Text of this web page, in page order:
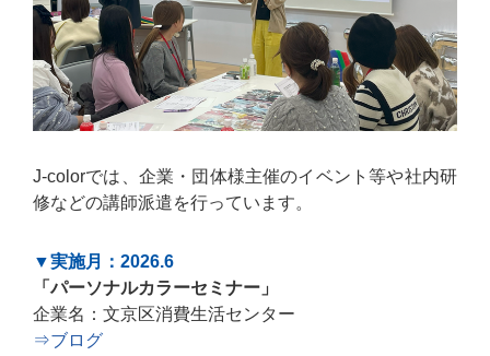
J-colorでは、企業・団体様主催のイベント等や社内研
修などの講師派遣を行っています。
▼実施月：2026.6
「パーソナルカラーセミナー」
企業名：文京区消費生活センター
⇒ブログ